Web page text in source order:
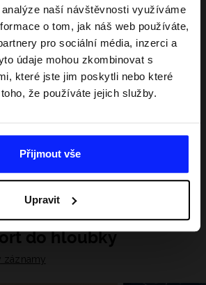
naší návštěvnosti využíváme
o tom, jak náš web používáte,
pro sociální média, inzerci a
údaje mohou zkombinovat s
které jste jim poskytli nebo které
že používáte jejich služby.
Přijmout vše
Upravit
do hloubky
záznamy